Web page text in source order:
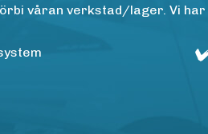
våran verkstad/lager. Vi har